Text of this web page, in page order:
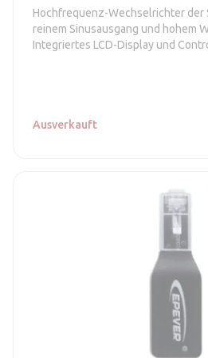
Hochfrequenz-Wechselrichter der
reinem Sinusausgang und hohem
Integriertes LCD-Display und
Ausverkauft